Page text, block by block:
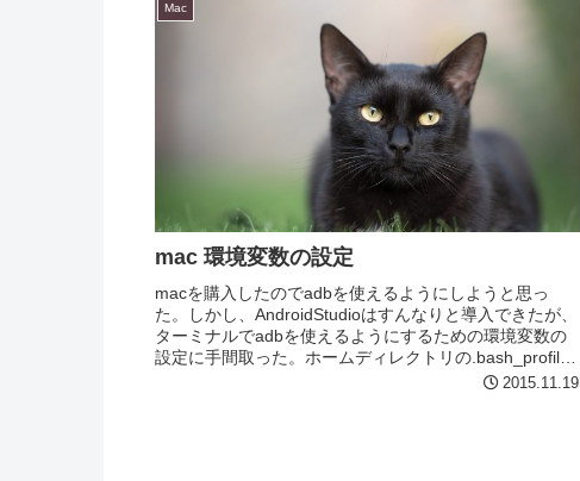
Mac
mac 環境変数の設定
macを購入したのでadbを使えるようにしようと思っ
た。しかし、AndroidStudioはすんなりと導入できたが、
ターミナルでadbを使えるようにするための環境変数の
設定に手間取った。ホームディレクトリの.bash_profile
2015.11.19